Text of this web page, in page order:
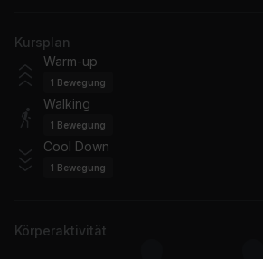
Take Me Home Tonight
Eddie Money
I Go to Extremes
Billy Joel
Here I Go Again (2018 Remaster)
Kursplan
Warm-up
1 Bewegung
Walking
1 Bewegung
Cool Down
1 Bewegung
Körperaktivität